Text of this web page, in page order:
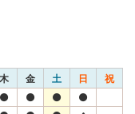
木 金 土 日 祝